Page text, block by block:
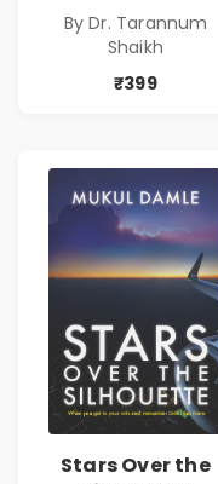
Tarannum Shaikh
| Pre-Order
By Dr. Tarannum
Shaikh
₹399
Stars Over the